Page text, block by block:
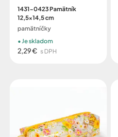
1431-0423 Pamätník
12,5x14,5 cm
pamätníčky
2,29 € s DPH
Je skladom